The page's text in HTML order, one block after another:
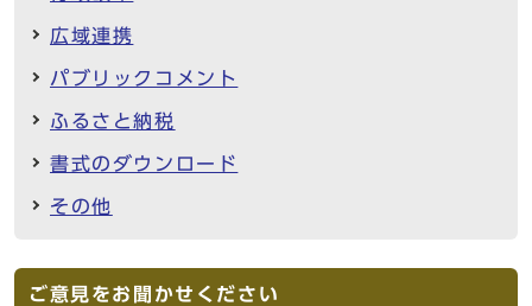
広域連携
パブリックコメント
ふるさと納税
書式のダウンロード
その他
ご意見をお聞かせください